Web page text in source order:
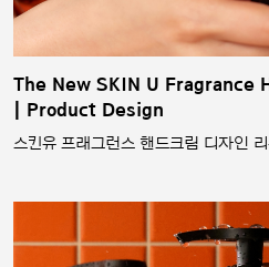
The New SKIN U Fragrance
| Product Design
스킨유 프래그런스 핸드크림 디자인